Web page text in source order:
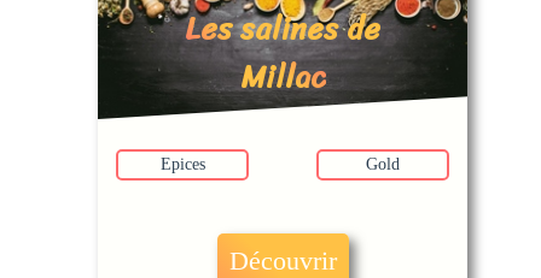
Les salines de
Millac
Epices Gold
Découvrir